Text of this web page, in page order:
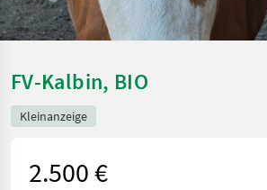
FV-Kalbin, BIO
Kleinanzeige
2.500 €